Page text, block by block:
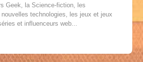
Geek, la Science-fiction, les
technologies, les jeux et jeux
et influenceurs web...